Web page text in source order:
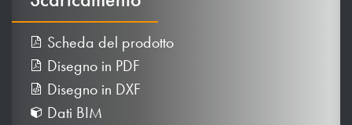
Scheda del prodotto
Disegno in PDF
Disegno in DXF
Dati BIM